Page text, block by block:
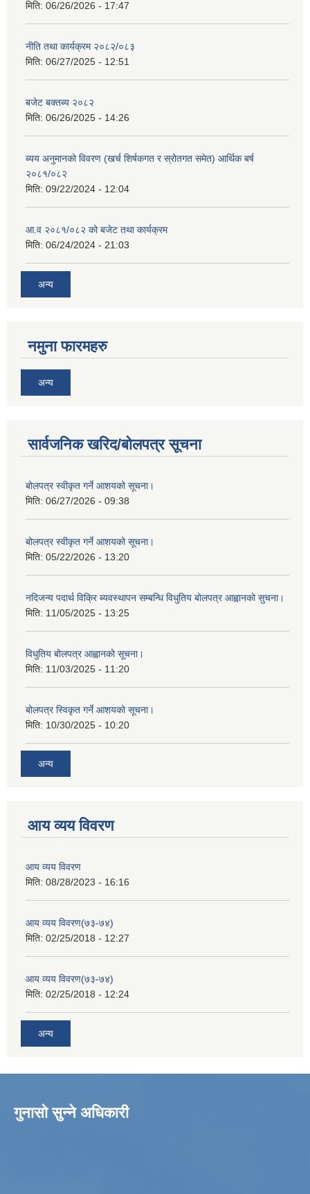
मिति: 06/26/2026 - 17:47
नीति तथा कार्यक्रम २०८२/०८३
मिति: 06/27/2025 - 12:51
बजेट बक्तब्य २०८२
मिति: 06/26/2025 - 14:26
ब्यय अनुमानको विवरण (खर्च शिर्षकगत र स्रोतगत समेत) आर्थिक बर्ष
२०८१/०८२
मिति: 09/22/2024 - 12:04
आ.व २०८१/०८२ को बजेट तथा कार्यक्रम
मिति: 06/24/2024 - 21:03
अन्य
नमुना फारमहरु
अन्य
सार्वजनिक खरिद/बोलपत्र सूचना
बोलपत्र स्वीकृत गर्ने आशयको सूचना।
मिति: 06/27/2026 - 09:38
बोलपत्र स्वीकृत गर्ने आशयको सूचना।
मिति: 05/22/2026 - 13:20
नदिजन्य पदार्थ विक्रि ब्यवस्थापन सम्बन्धि विधुतिय बोलपत्र आह्वानको सुचना।
मिति: 11/05/2025 - 13:25
विधुतिय बोलपत्र आह्वानको सूचना।
मिति: 11/03/2025 - 11:20
बोलपत्र स्विकृत गर्ने आशयको सूचना।
मिति: 10/30/2025 - 10:20
अन्य
आय व्यय विवरण
आय व्यय विवरण
मिति: 08/28/2023 - 16:16
आय व्यय विवरण(७३-७४)
मिति: 02/25/2018 - 12:27
आय व्यय विवरण(७३-७४)
मिति: 02/25/2018 - 12:24
अन्य
गुनासो सुन्ने अधिकारी